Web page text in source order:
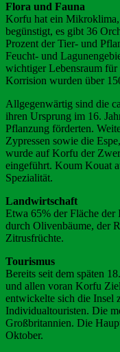
Flora und Fauna
Korfu hat ein Mikroklima,
begünstigt, es gibt 36
Prozent der Tier- und
Feucht- und
wichtiger Lebensraum
Korrision wurden über
Allgegenwärtig sind die
ihren Ursprung im 16.
Pflanzung förderten.
Zypressen sowie die
wurde auf Korfu der
eingeführt. Koum Kouat
Spezialität.
Landwirtschaft
Etwa 65% der Fläche
durch Olivenbäume, der
Zitrusfrüchte.
Tourismus
Bereits seit dem späten
und allen voran Korfu
entwickelte sich die Insel
Individualtouristen. Die
Großbritannien. Die
Oktober.